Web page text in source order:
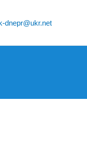
dnepr@ukr.net